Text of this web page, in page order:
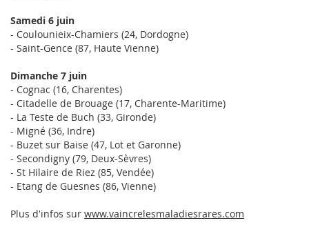
Samedi 6 juin
- Coulounieix-Chamiers (24, Dordogne)
- Saint-Gence (87, Haute Vienne)
Dimanche 7 juin
- Cognac (16, Charentes)
- Citadelle de Brouage (17, Charente-Maritime)
- La Teste de Buch (33, Gironde)
- Migné (36, Indre)
- Buzet sur Baise (47, Lot et Garonne)
- Secondigny (79, Deux-Sèvres)
- St Hilaire de Riez (85, Vendée)
- Etang de Guesnes (86, Vienne)
Plus d'infos sur www.vaincrelesmaladiesrares.com